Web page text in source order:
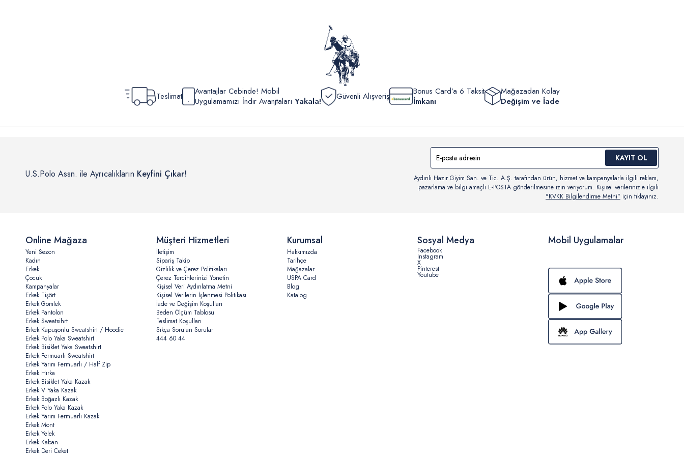
Teslimat
Avantajlar Cebinde! Mobil
Uygulamamızı İndir Avanjtaları Yakala! Güvenli Alışveriş
Bonus Card’a 6 Taksit
İmkanı
Mağazadan Kolay
Değişim ve İade
U.S.Polo Assn. ile Ayrıcalıkların Keyfini Çıkar!
KAYIT OL
Aydınlı Hazır Giyim San. ve Tic. A.Ş. tarafından ürün, hizmet ve kampanyalarla ilgili reklam,
pazarlama ve bilgi amaçlı E-POSTA gönderilmesine izin veriyorum. Kişisel verilerinizle ilgili
"KVKK Bilgilendirme Metni" için tıklayınız.
Mobil Uygulamalar
Online Mağaza
Yeni Sezon
Kadın
Erkek
Çocuk
Kampanyalar
Erkek Tişört
Erkek Gömlek
Erkek Pantolon
Erkek Sweatsihrt
Erkek Kapüşonlu Sweatshirt / Hoodie
Erkek Polo Yaka Sweatshirt
Erkek Bisiklet Yaka Sweatshirt
Erkek Fermuarlı Sweatshirt
Erkek Yarım Fermuarlı / Half Zip
Erkek Hırka
Erkek Bisiklet Yaka Kazak
Erkek V Yaka Kazak
Erkek Boğazlı Kazak
Erkek Polo Yaka Kazak
Erkek Yarım Fermuarlı Kazak
Erkek Mont
Erkek Yelek
Erkek Kaban
Erkek Deri Ceket
Müşteri Hizmetleri
İletişim
Sipariş Takip
Gizlilik ve Çerez Politikaları
Çerez Tercihlerinizi Yönetin
Kişisel Veri Aydınlatma Metni
Kişisel Verilerin İşlenmesi Politikası
İade ve Değişim Koşulları
Beden Ölçüm Tablosu
Teslimat Koşulları
Sıkça Sorulan Sorular
444 60 44
Kurumsal
Hakkımızda
Tarihçe
Mağazalar
USPA Card
Blog
Katalog
Sosyal Medya
Facebook
Instagram
X
Pinterest
Youtube